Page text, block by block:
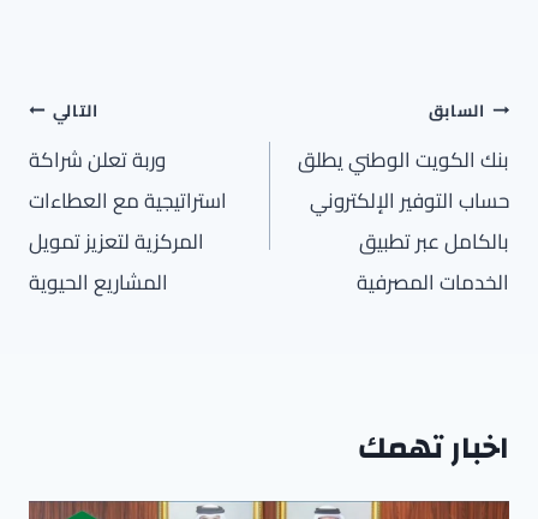
تصفّح
المقالات
السابق
بنك الكويت الوطني يطلق
حساب التوفير الإلكتروني
بالكامل عبر تطبيق
الخدمات المصرفية
التالي
وربة تعلن شراكة
استراتيجية مع العطاءات
المركزية لتعزيز تمويل
المشاريع الحيوية
اخبار تهمك